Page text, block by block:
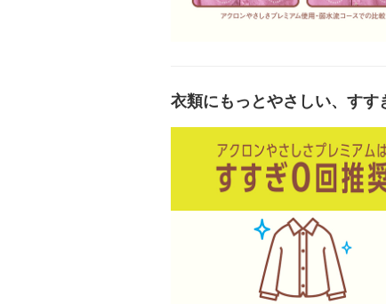
衣類にもっとやさしい、すす